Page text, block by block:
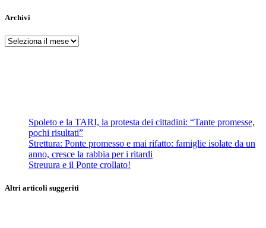
Archivi
Archivi
Spoleto e la TARI, la protesta dei cittadini: “Tante promesse,
pochi risultati”
Strettura: Ponte promesso e mai rifatto: famiglie isolate da un
anno, cresce la rabbia per i ritardi
Streuura e il Ponte crollato!
Altri articoli suggeriti